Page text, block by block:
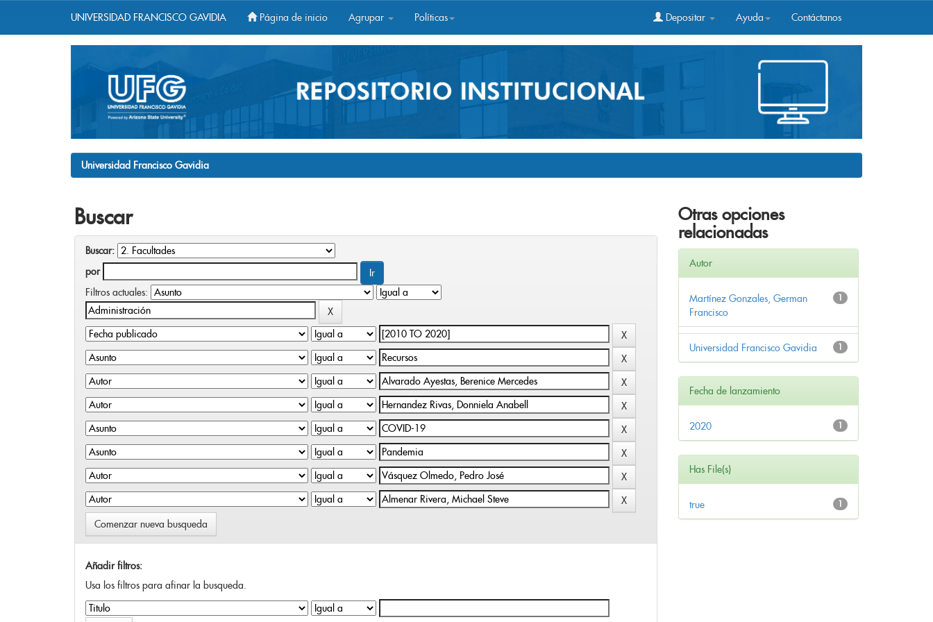
UNIVERSIDAD FRANCISCO GAVIDIA Página de inicio Agrupar Políticas Depositar Ayuda Contáctanos
Universidad Francisco Gavidia
Buscar
Buscar:
por
Filtros actuales:
Comenzar nueva busqueda
Añadir filtros:
Usa los filtros para afinar la busqueda.
Otras opciones
relacionadas
Autor
1
Martínez Gonzales, German
Francisco
1
Universidad Francisco Gavidia
Fecha de lanzamiento
1
2020
Has File(s)
1
true